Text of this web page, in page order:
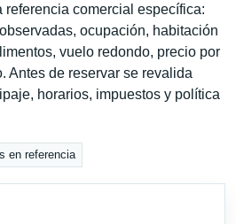
referencia comercial específica:
ocupación, habitación
vuelo redondo, precio por
Antes de reservar se revalida
horarios, impuestos y política
en referencia